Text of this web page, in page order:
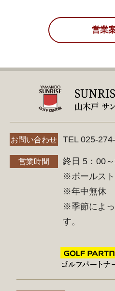
営業
お問い合わせ TEL 025-
営業時間
終日 5：00
※ボールス
※年中無休
※季節によ
す。